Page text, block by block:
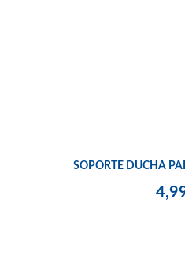
SOPORTE DUCHA